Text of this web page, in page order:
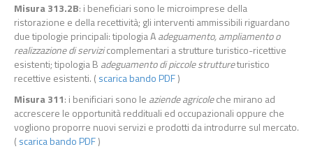
Misura 313.2B: i beneficiari sono le microimprese della
ristorazione e della recettività; gli interventi ammissibili riguardano
due tipologie principali: tipologia Aadeguamento, ampliamento o
realizzazione di servizicomplementari a strutture turistico-ricettive
esistenti; tipologia B adeguamento di piccole struttureturistico
recettive esistenti. ( scarica bando PDF)
Misura 311: i benificiari sono le aziende agricoleche mirano ad
accrescere le opportunità reddituali ed occupazionali oppure che
vogliono proporre nuovi servizi e prodotti da introdurre sul mercato.
( scarica bando PDF)